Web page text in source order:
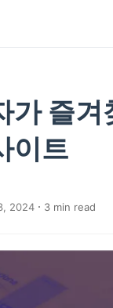
가 즐
이트
2024
3 min read